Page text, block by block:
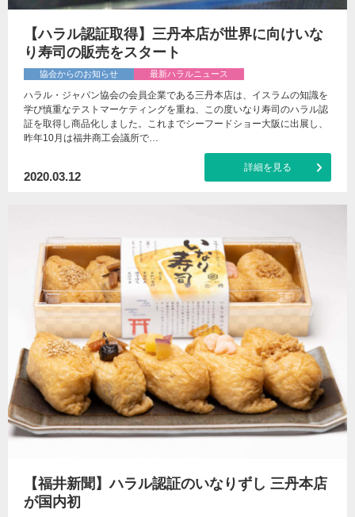
【ハラル認証取得】三丹本店が世界に向けいな
り寿司の販売をスタート
協会からのお知らせ 最新ハラルニュース
ハラル・ジャパン協会の会員企業である三丹本店は、イスラムの知識を
学び慎重なテストマーケティングを重ね、この度いなり寿司のハラル認
証を取得し商品化しました。これまでシーフードショー大阪に出展し、
昨年10月は福井商工会議所で…
2020.03.12
詳細を見る
【福井新聞】ハラル認証のいなりずし 三丹本店
が国内初